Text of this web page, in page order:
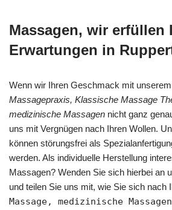
Massagen, wir erfüllen
Erwartungen in
Wenn wir Ihren Geschmack mit unserem
Massagepraxis, Klassische Massage
medizinische Massagen nicht ganz
uns mit Vergnügen nach Ihren Wollen.
können störungsfrei als
werden. Als individuelle Herstellung
Massagen? Wenden Sie sich hierbei an
und teilen Sie uns mit, wie Sie sich nach
Massage, medizinische